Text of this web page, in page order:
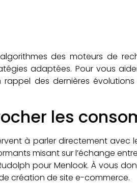
des moteurs de
adaptées. Pour vous
des dernières
les
à parler directement avec
misant sur l’échange
pour Menlook. À vous
création de site e-commerce.